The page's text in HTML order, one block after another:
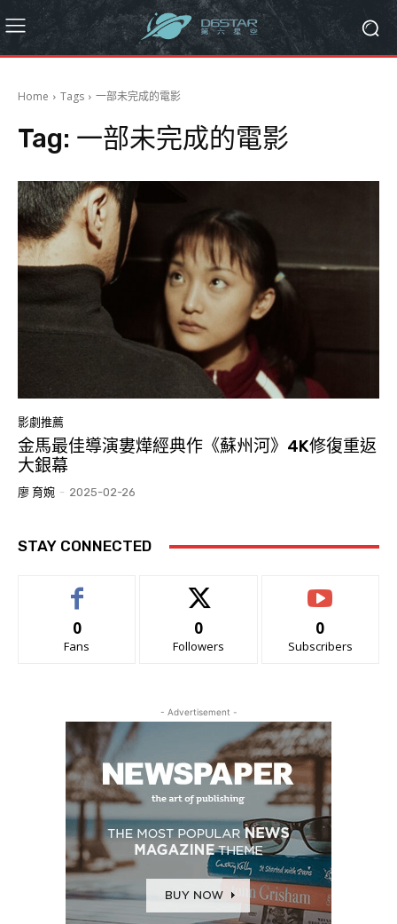
Home Tags 一部未完成的電影
Tag: 一部未完成的電影
影劇推薦
金馬最佳導演婁燁經典作《蘇州河》4K修復重返
大銀幕
廖 育婉 - 2025-02-26
STAY CONNECTED
0
Fans
0
Followers
0
Subscribers
- Advertisement -